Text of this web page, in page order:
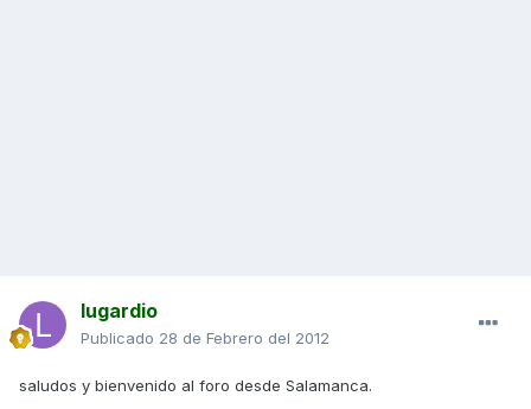
lugardio
Publicado 28 de Febrero del 2012
saludos y bienvenido al foro desde Salamanca.